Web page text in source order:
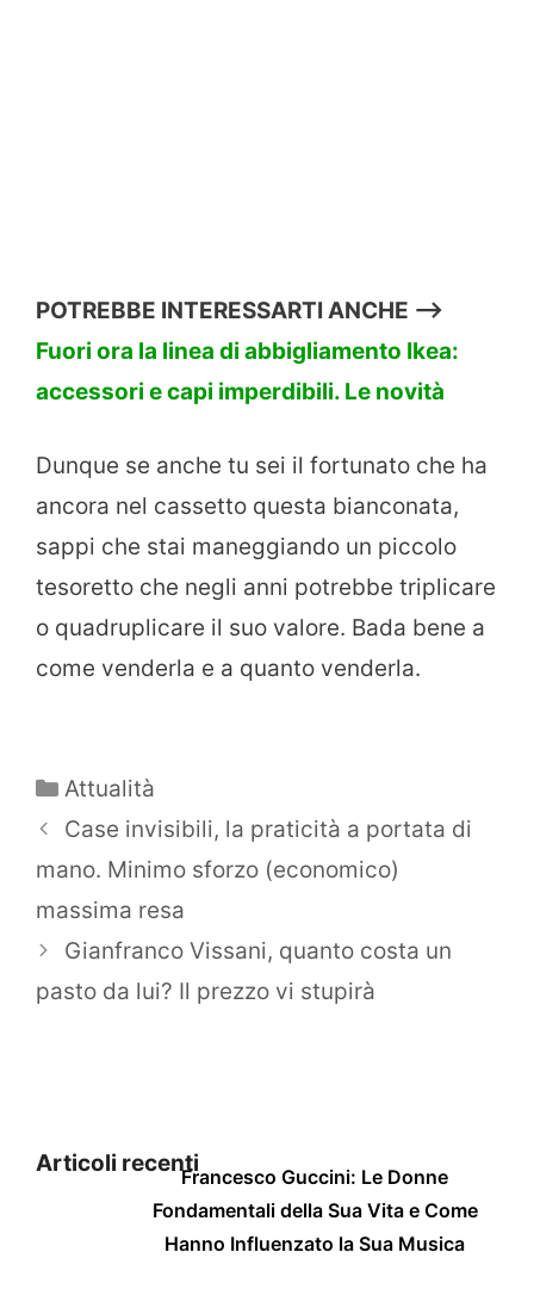
POTREBBE INTERESSARTI ANCHE —->
Fuori ora la linea di abbigliamento Ikea:
accessori e capi imperdibili. Le novità
Dunque se anche tu sei il fortunato che ha
ancora nel cassetto questa bianconata,
sappi che stai maneggiando un piccolo
tesoretto che negli anni potrebbe triplicare
o quadruplicare il suo valore. Bada bene a
come venderla e a quanto venderla.
Categorie
Attualità
Case invisibili, la praticità a portata di
mano. Minimo sforzo (economico)
massima resa
Gianfranco Vissani, quanto costa un
pasto da lui? Il prezzo vi stupirà
Articoli recentiFrancesco Guccini: Le Donne
Fondamentali della Sua Vita e Come
Hanno Influenzato la Sua Musica